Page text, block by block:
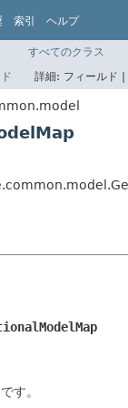
索引 ヘルプ
すべてのクラス
詳細: フィールド |
す。